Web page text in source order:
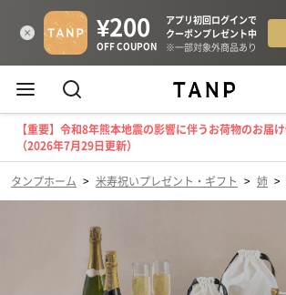
【重要】令和8年熊本地震の影響に伴うお荷物のお届
（2026年7月29日更新）
タンプホーム > 米寿祝いプレゼント・ギフト > 姉 >